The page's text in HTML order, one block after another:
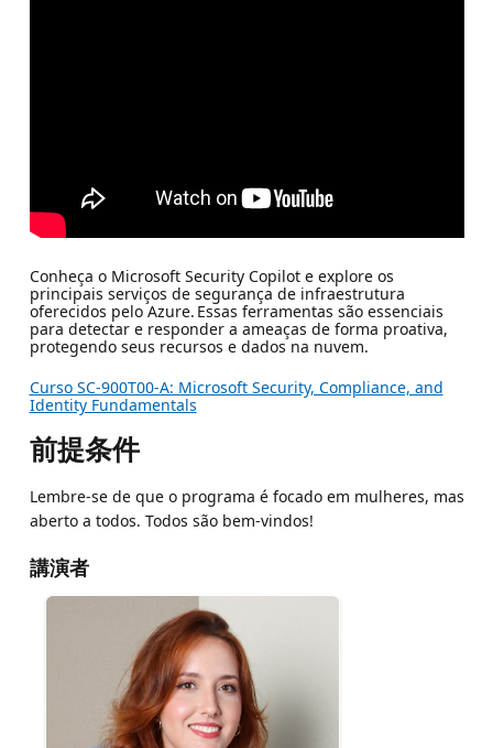
Conheça o Microsoft Security Copilot e explore os
principais serviços de segurança de infraestrutura
oferecidos pelo Azure. Essas ferramentas são essenciais
para detectar e responder a ameaças de forma proativa,
protegendo seus recursos e dados na nuvem.
Curso SC-900T00-A: Microsoft Security, Compliance, and
Identity Fundamentals
前提条件
Lembre-se de que o programa é focado em mulheres, mas
aberto a todos. Todos são bem-vindos!
講演者